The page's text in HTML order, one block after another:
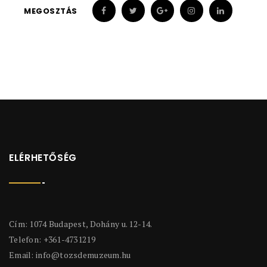
MEGOSZTÁS
ELÉRHETŐSÉG
Cím: 1074 Budapest, Dohány u. 12-14.
Telefon: +361-4731219
Email: info@tozsdemuzeum.hu